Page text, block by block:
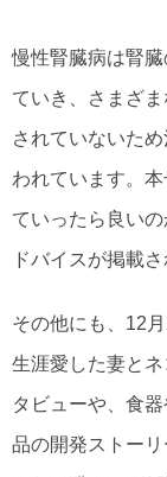
慢性腎臓病は腎
ていき、さまざ
されていないた
われています。
ていったら良い
ドバイスが掲載さ
その他にも、12
生涯愛した妻と
タビューや、食
品の開発ストー